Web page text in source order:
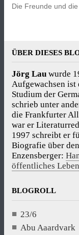
Die Freunde und
ÜBER DIESES
Jörg Lau wurde
Aufgewachsen ist
Studium der
schrieb unter
die Frankfurter
war er
1997 schreibt er
Biografie über
Enzensberger:
öffentliches Leben
BLOGROLL
23/6
Abu Aaardvark